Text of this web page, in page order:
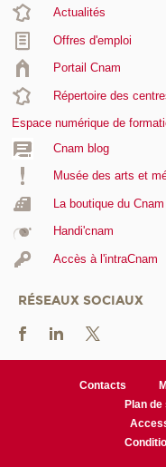
Actualités
Offres d'emploi
Portail Cnam
Répertoire des
Espace numérique de
Cnam blog
Musée des arts et
La boutique du Cnam
Handi'cnam
Accès à l'intraCnam
RÉSEAUX SOCIAUX
Contacts
Plan de